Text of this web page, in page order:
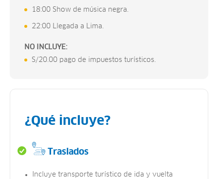
18:00 Show de música negra.
22:00 Llegada a Lima.
NO INCLUYE:
S/20.00 pago de impuestos turísticos.
¿Qué incluye?
Traslados
Incluye transporte turístico de ida y vuelta